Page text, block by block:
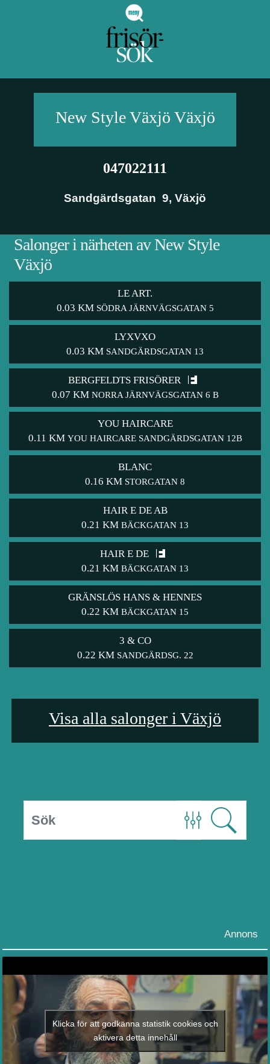
New Style Växjö Växjö
047022111
Sandgärdsgatan 9, Växjö
Salonger i närheten av New Style
Växjö
LE ART.
0.03 KM SÖDRA JÄRNVÄGSGATAN 5
LYXVXO
0.03 KM SANDGÄRDSGATAN 13
BERGFELDTS FRISÖRER
0.07 KM NORRA JÄRNVÄGSGATAN 6 B
YOU HAIRCARE
0.11 KM YOU HAIRCARE SANDGÄRDSGATAN 12B
BLANC
0.16 KM STORGATAN 8
HAIR E DE AB
0.21 KM BÄCKGATAN 13
HAIR E DE
0.21 KM BÄCKGATAN 13
GRÄNSLÖS HANS & HENNES
0.22 KM BÄCKGATAN 15
3 & CO
0.22 KM SANDGÄRDSG. 22
Visa alla salonger i Växjö
Annons
Klicka för att godkänna statistik cookies och
aktivera detta innehåll